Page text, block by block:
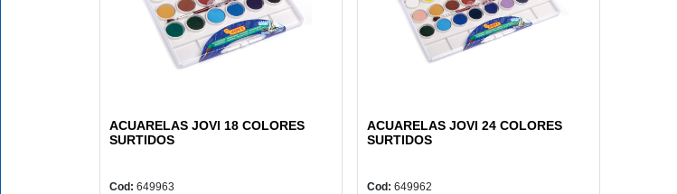
ACUARELAS JOVI 18 COLORES
SURTIDOS
Cod: 649963
ACUARELAS JOVI 24 COLORES
SURTIDOS
Cod: 649962